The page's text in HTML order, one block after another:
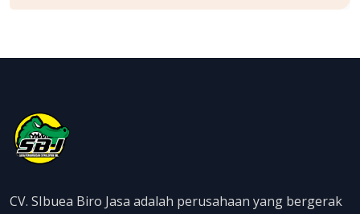
CV. SIbuea Biro Jasa adalah perusahaan yang bergerak